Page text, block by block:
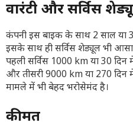
वारंटी और सर्विस
कंपनी इस बाइक के साथ 2 साल या
इसके साथ ही सर्विस शेड्यूल भी
पहली सर्विस 1000 km या 30
और तीसरी 9000 km या 270 दिन
मामले में भी बेहद भरोसेमंद है।
कीमत